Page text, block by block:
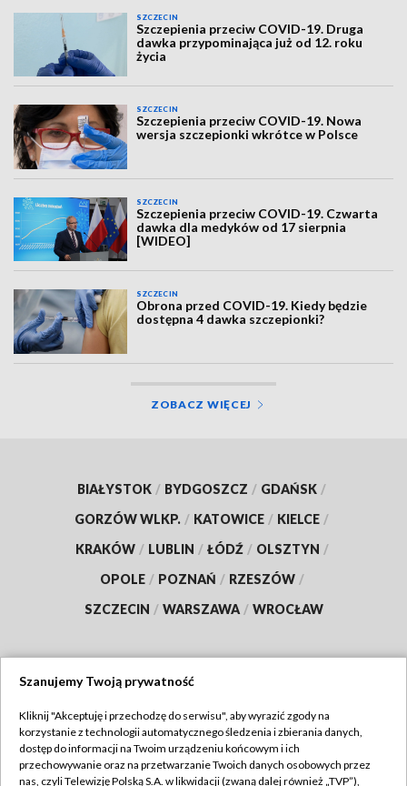
SZCZECIN
Szczepienia przeciw COVID-19. Druga
dawka przypominająca już od 12. roku
życia
SZCZECIN
Szczepienia przeciw COVID-19. Nowa
wersja szczepionki wkrótce w Polsce
SZCZECIN
Szczepienia przeciw COVID-19. Czwarta
dawka dla medyków od 17 sierpnia
[WIDEO]
SZCZECIN
Obrona przed COVID-19. Kiedy będzie
dostępna 4 dawka szczepionki?
ZOBACZ WIĘCEJ
BIAŁYSTOK / BYDGOSZCZ / GDAŃSK /
GORZÓW WLKP. / KATOWICE / KIELCE /
KRAKÓW / LUBLIN / ŁÓDŹ / OLSZTYN /
OPOLE / POZNAŃ / RZESZÓW /
SZCZECIN / WARSZAWA / WROCŁAW
TVP
Abonament TVP
Regulamin TVP
Szanujemy Twoją prywatność
Kliknij "Akceptuję i przechodzę do serwisu", aby wyrazić zgody na
korzystanie z technologii automatycznego śledzenia i zbierania danych,
dostęp do informacji na Twoim urządzeniu końcowym i ich
przechowywanie oraz na przetwarzanie Twoich danych osobowych przez
nas, czyli Telewizję Polską S.A. w likwidacji (zwaną dalej również „TVP”),